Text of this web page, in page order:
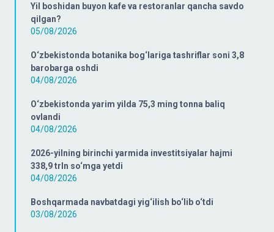
Yil boshidan buyon kafe va restoranlar qancha savdo
qilgan?
05/08/2026
O‘zbekistonda botanika bog‘lariga tashriflar soni 3,8
barobarga oshdi
04/08/2026
O‘zbekistonda yarim yilda 75,3 ming tonna baliq
ovlandi
04/08/2026
2026-yilning birinchi yarmida investitsiyalar hajmi
338,9 trln so‘mga yetdi
04/08/2026
Boshqarmada navbatdagi yig‘ilish bo‘lib o‘tdi
03/08/2026